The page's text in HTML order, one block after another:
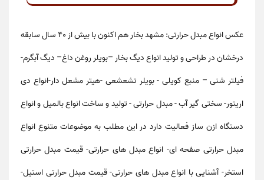
عکس انواع مبدل حرارتی
: مشهد بخار هم اکنون با بیش از 40 سال سابقه
درخشان در طراحی و تولید انواع دیگ بخار –بویلر روغن داغ– دیگ آبگرم-
فیلتر شنی – منبع کویلی - بویلر تشعشعی -هیتر مشعل دار-انواع دی
اریتور- سختی گیر آب - مبدل حرارتی - تولید و ساخت انواع بالمیل و انواع
دستگاه ازن ساز فعالیت دارد در این مطلب به موضوعات متنوع انواع
مبدل حرارتی صفحه ای- انواع مبدل های حرارتی- قیمت مبدل حرارتی
استخر- آشنایی با انواع مبدل های حرارتی- قیمت مبدل حرارتی استیل-